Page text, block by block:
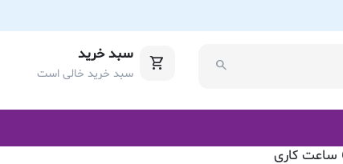
سبد خرید
سبد خرید خالی است